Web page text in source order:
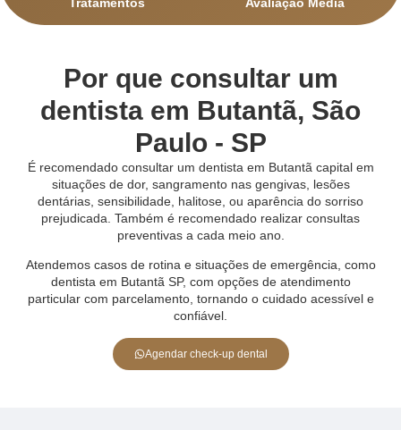
Por que consultar um
dentista em Butantã, São
Paulo - SP
É recomendado consultar um dentista em Butantã capital em
situações de dor, sangramento nas gengivas, lesões
dentárias, sensibilidade, halitose, ou aparência do sorriso
prejudicada. Também é recomendado realizar consultas
preventivas a cada meio ano.
Atendemos casos de rotina e situações de emergência, como
dentista em Butantã SP, com opções de atendimento
particular com parcelamento, tornando o cuidado acessível e
confiável.
Agendar check-up dental